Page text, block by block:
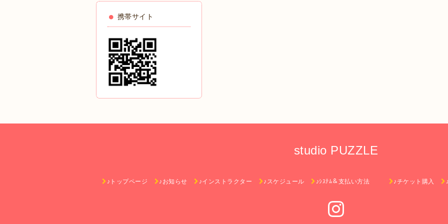
携帯サイト
studio PUZZLE
♪トップページ ♪お知らせ ♪インストラクター ♪スケジュール ♪ｼｽﾃﾑ＆支払い方法 ♪チケット購入